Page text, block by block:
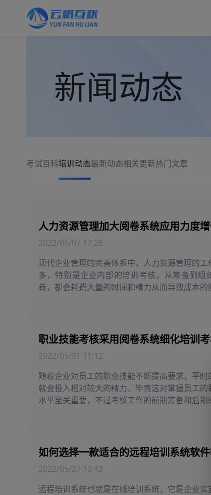
新闻动态
考试百科培训动态最新动态相关更新热门文章
2022/06/07 17:28
现代企业管理的完善体系中，人力资源管理的工
多，特别是企业内部的培训考核，从筹备到组
卷，都会耗费大量的时间和精力从而导致成本的
2022/05/31 11:12
随着企业对员工的职业技能不断提高要求，平时
就会投入相对较大的精力，毕竟这对掌握员工的
水平至关重要，不过考核工作的前期筹备和后期
如何选择一款适合的远程培训系统软件
2022/05/27 10:43
远程培训系统也就是在线培训系统，它是企业实